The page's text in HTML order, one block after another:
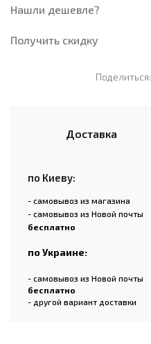
Нашли дешевле?
Получить скидку
Поделиться:
Доставка
по Киеву:
- самовывоз из магазина
- самовывоз из Новой почты
бесплатно
по Украине:
- самовывоз из Новой почты
бесплатно
- другой вариант доставки